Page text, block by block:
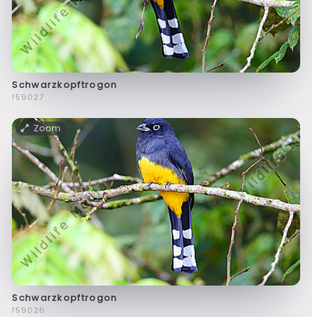
Schwarzkopftrogon
f59027
Zoom
Schwarzkopftrogon
f59026